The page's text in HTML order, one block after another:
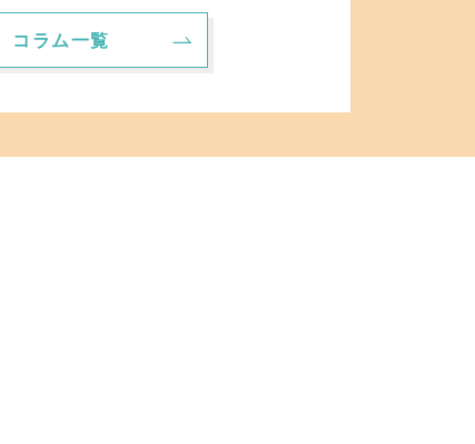
コラム一覧